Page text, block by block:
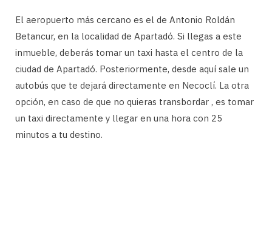
El aeropuerto más cercano es el de Antonio Roldán
Betancur, en la localidad de Apartadó. Si llegas a este
inmueble, deberás tomar un taxi hasta el centro de la
ciudad de Apartadó. Posteriormente, desde aquí sale un
autobús que te dejará directamente en Necoclí. La otra
opción, en caso de que no quieras transbordar , es tomar
un taxi directamente y llegar en una hora con 25
minutos a tu destino.